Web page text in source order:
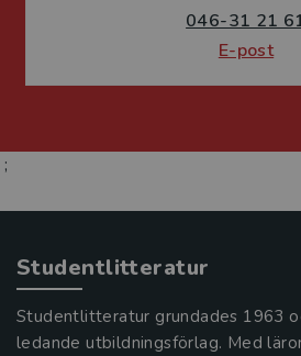
046-31 21
E-post
;
Studentlitteratur
Studentlitteratur grundades 1963
ledande utbildningsförlag. Med